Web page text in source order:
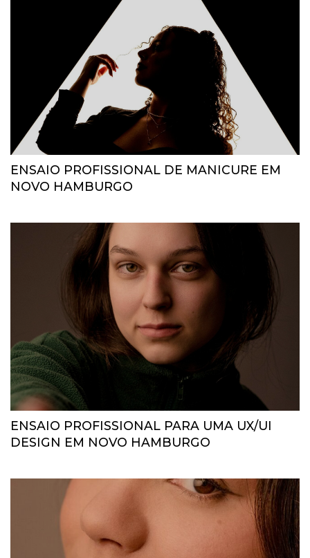
ENSAIO PROFISSIONAL DE MANICURE EM
NOVO HAMBURGO
ENSAIO PROFISSIONAL PARA UMA UX/UI
DESIGN EM NOVO HAMBURGO